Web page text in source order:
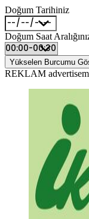
Doğum Tarihiniz
Doğum Saat
Yükselen Burcumu
REKLAM